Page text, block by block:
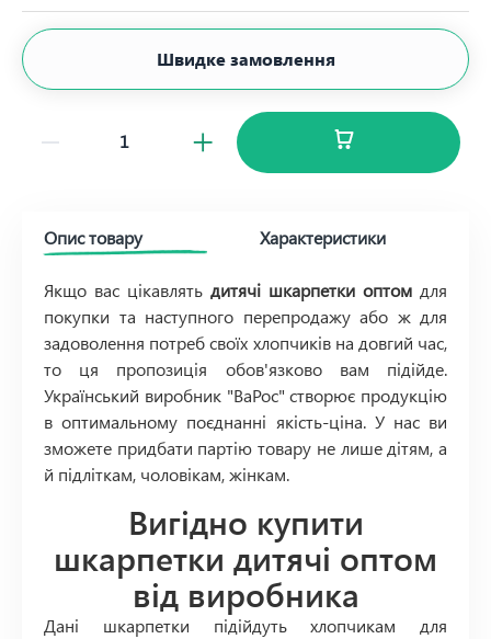
Швидке замовлення
Опис товару Характеристики
Якщо вас цікавлять дитячі шкарпетки оптом для
покупки та наступного перепродажу або ж для
задоволення потреб своїх хлопчиків на довгий час,
то ця пропозиція обов'язково вам підійде.
Український виробник "ВаРос" створює продукцію
в оптимальному поєднанні якість-ціна. У нас ви
зможете придбати партію товару не лише дітям, а
й підліткам, чоловікам, жінкам.
Вигідно купити
шкарпетки дитячі оптом
від виробника
Дані шкарпетки підійдуть хлопчикам для